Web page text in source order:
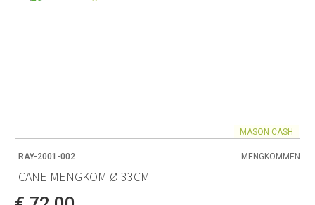
MASON CASH
RAY-2001-002 MENGKOMMEN
CANE MENGKOM Ø 33CM